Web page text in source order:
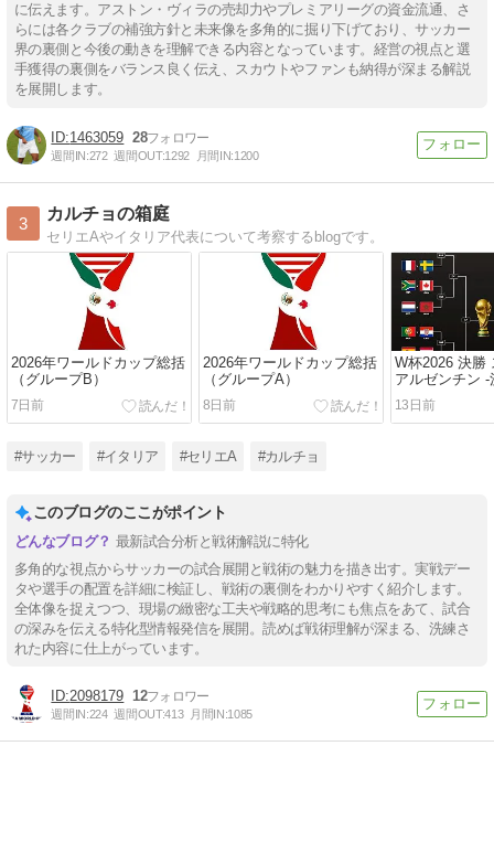
に伝えます。アストン・ヴィラの売却力やプレミアリーグの資金流通、さ
らには各クラブの補強方針と未来像を多角的に掘り下げており、サッカー
界の裏側と今後の動きを理解できる内容となっています。経営の視点と選
手獲得の裏側をバランス良く伝え、スカウトやファンも納得が深まる解説
を展開します。
1463059 28
週間IN:272 週間OUT:1292 月間IN:1200
3
カルチョの箱庭
セリエAやイタリア代表について考察するblogです。
2026年ワールドカップ総括
（グループB）
7日前
2026年ワールドカップ総括
（グループA）
8日前
W杯2026 決勝
アルゼンチン -
13日前
#サッカー #イタリア #セリエA #カルチョ
このブログのここがポイント
最新試合分析と戦術解説に特化
多角的な視点からサッカーの試合展開と戦術の魅力を描き出す。実戦デー
タや選手の配置を詳細に検証し、戦術の裏側をわかりやすく紹介します。
全体像を捉えつつ、現場の緻密な工夫や戦略的思考にも焦点をあて、試合
の深みを伝える特化型情報発信を展開。読めば戦術理解が深まる、洗練さ
れた内容に仕上がっています。
2098179 12
週間IN:224 週間OUT:413 月間IN:1085